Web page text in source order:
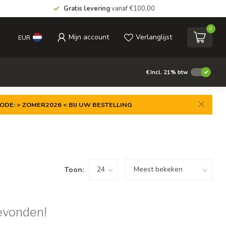
Gratis leveringvanaf €100,00
EUR Mijn account Verlanglijst
0
€Incl. 21% btw
> ZOMER2026 < BIJ UW BESTELLING
Toon: